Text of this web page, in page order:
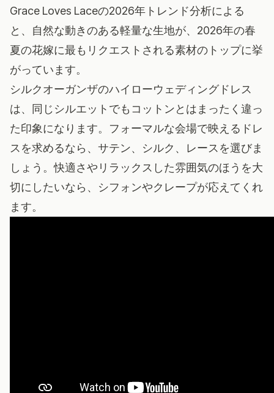
Grace Loves Laceの2026年トレンド分析による
と、自然な動きのある軽量な生地が、2026年の春
夏の花嫁に最もリクエストされる素材のトップに挙
がっています。
シルクオーガンザのハイローウェディングドレス
は、同じシルエットでもコットンとはまったく違っ
た印象になります。フォーマルな会場で映えるドレ
スを求めるなら、サテン、シルク、レースを選びま
しょう。快適さやリラックスした雰囲気のほうを大
切にしたいなら、シフォンやクレープが応えてくれ
ます。